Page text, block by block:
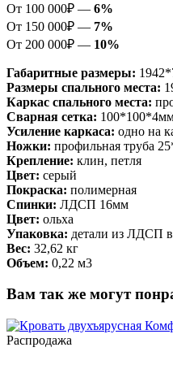
От 100 000₽ — 6%
От 150 000₽ — 7%
От 200 000₽ — 10%
Габаритные размеры:
Размеры спального места:
Каркас спального места:
Сварная сетка:
Усиление каркаса: одно на
Ножки: профильная труба
Крепление: клин, петля
Цвет: серый
Покраска: полимерная
Спинки: ЛДСП 16мм
Цвет: ольха
Упаковка: детали из ЛДСП в
Вес: 32,62 кг
Объем: 0,22 м3
Вам так же могут
Распродажа